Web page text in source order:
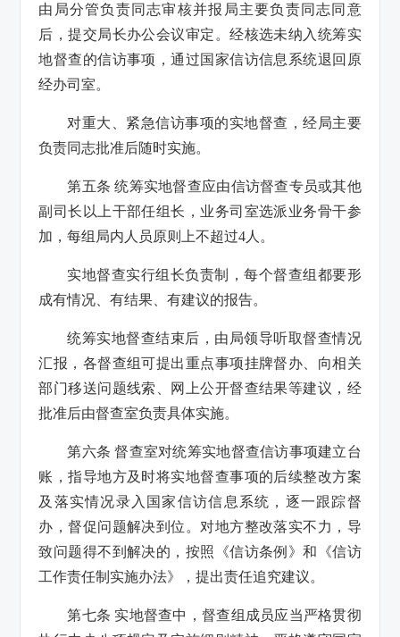
由局分管负责同志审核并报局主要负责同志同意
后，提交局长办公会议审定。经核选未纳入统筹实
地督查的信访事项，通过国家信访信息系统退回原
经办司室。
对重大、紧急信访事项的实地督查，经局主要
负责同志批准后随时实施。
第五条 统筹实地督查应由信访督查专员或其他
副司长以上干部任组长，业务司室选派业务骨干参
加，每组局内人员原则上不超过4人。
实地督查实行组长负责制，每个督查组都要形
成有情况、有结果、有建议的报告。
统筹实地督查结束后，由局领导听取督查情况
汇报，各督查组可提出重点事项挂牌督办、向相关
部门移送问题线索、网上公开督查结果等建议，经
批准后由督查室负责具体实施。
第六条 督查室对统筹实地督查信访事项建立台
账，指导地方及时将实地督查事项的后续整改方案
及落实情况录入国家信访信息系统，逐一跟踪督
办，督促问题解决到位。对地方整改落实不力，导
致问题得不到解决的，按照《信访条例》和《信访
工作责任制实施办法》，提出责任追究建议。
第七条 实地督查中，督查组成员应当严格贯彻